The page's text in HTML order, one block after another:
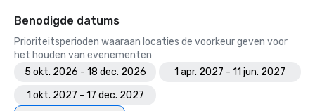
Benodigde datums
Prioriteitsperioden waaraan locaties de voorkeur geven voor
het houden van evenementen
5 okt. 2026 - 18 dec. 2026
1 apr. 2027 - 11 jun. 2027
1 okt. 2027 - 17 dec. 2027